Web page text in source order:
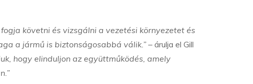
követni és vizsgálni a vezetési környezetet és
a jármű is biztonságosabbá válik.” – árulja el Gill
hogy elinduljon az együttműködés, amely